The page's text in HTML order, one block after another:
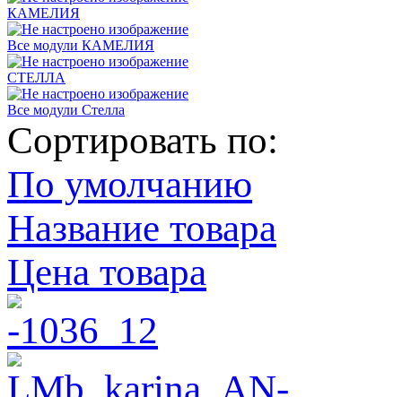
КАМЕЛИЯ
Все модули КАМЕЛИЯ
СТЕЛЛА
Все модули Стелла
Сортировать по:
По умолчанию
Название товара
Цена товара